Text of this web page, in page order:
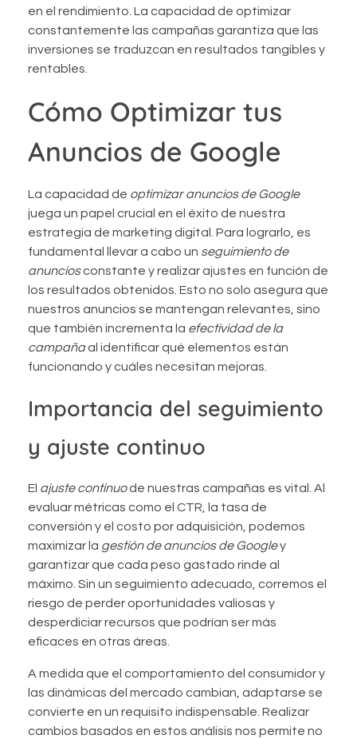
en el rendimiento. La capacidad de optimizar
constantemente las campañas garantiza que las
inversiones se traduzcan en resultados tangibles y
rentables.
Cómo Optimizar tus
Anuncios de Google
La capacidad de optimizar anuncios de Google
juega un papel crucial en el éxito de nuestra
estrategia de marketing digital. Para lograrlo, es
fundamental llevar a cabo un seguimiento de
anunciosconstante y realizar ajustes en función de
los resultados obtenidos. Esto no solo asegura que
nuestros anuncios se mantengan relevantes, sino
que también incrementa la efectividad de la
campañaal identificar qué elementos están
funcionando y cuáles necesitan mejoras.
Importancia del seguimiento
y ajuste continuo
El ajuste continuode nuestras campañas es vital. Al
evaluar métricas como el CTR, la tasa de
conversión y el costo por adquisición, podemos
maximizar la gestión de anuncios de Googley
garantizar que cada peso gastado rinde al
máximo. Sin un seguimiento adecuado, corremos el
riesgo de perder oportunidades valiosas y
desperdiciar recursos que podrían ser más
eficaces en otras áreas.
A medida que el comportamiento del consumidor y
las dinámicas del mercado cambian, adaptarse se
convierte en un requisito indispensable. Realizar
cambios basados en estos análisis nos permite no